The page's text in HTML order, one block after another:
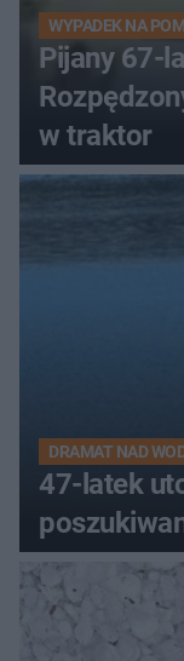
WYPADEK NA
Pijany 67-
w traktor
DRAMAT NAD
47-latek